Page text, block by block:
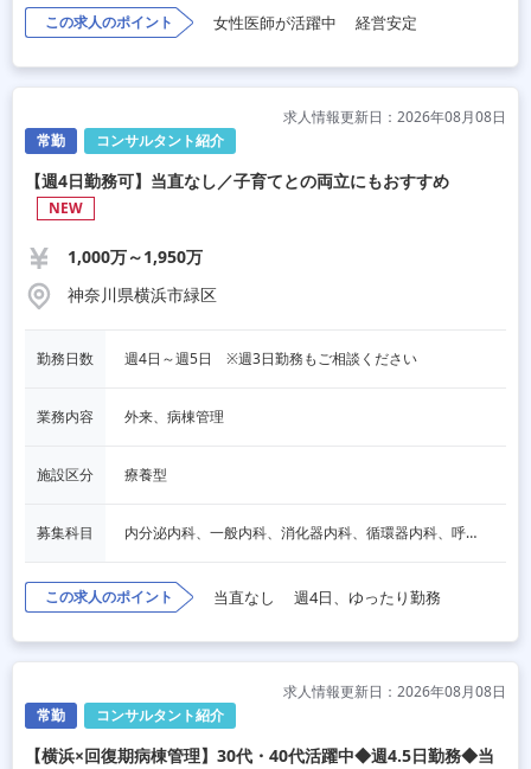
この求人のポイント 女性医師が活躍中 経営安定
常勤 コンサルタント紹介
求人情報更新日：2026年08月08日
【週4日勤務可】当直なし／子育てとの両立にもおすすめ
NEW
1,000万～1,950万
神奈川県横浜市緑区
勤務日数 週4日～週5日　※週3日勤務もご相談ください
業務内容 外来、病棟管理
施設区分 療養型
募集科目 内分泌内科、一般内科、消化器内科、循環器内科、呼吸器内科、血液内科、心療内科、脳神経内科、老人内科、一般外科、消化器外科
この求人のポイント 当直なし 週4日、ゆったり勤務
常勤 コンサルタント紹介
求人情報更新日：2026年08月08日
【横浜×回復期病棟管理】30代・40代活躍中◆週4.5日勤務◆当